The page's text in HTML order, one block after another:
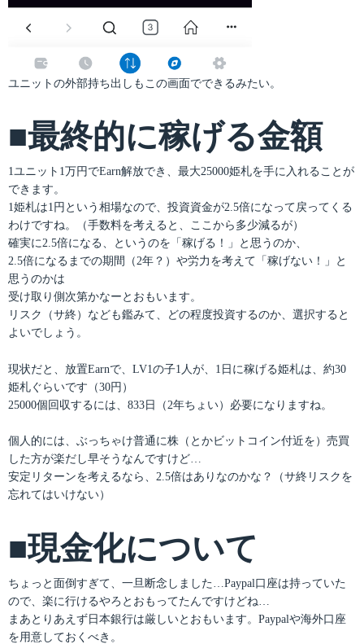
ユニットの外部持ち出しもこの画面でできるみたい。
■最終的に稼げる金額
1ユニット1万円でEarn解放でき、最大25000姫札を手に入れることが
できます。
1姫札は1円という相場なので、投資資金が2.5倍になって戻ってくる
わけですね。（手数料を考えると、ここから多少減るが）
確実に2.5倍になる、というのを「稼げる！」と思うのか、
2.5倍になるまでの期間（2年？）や労力を考えて「稼げない！」と
思うのかは
受け取り側次第かなーとおもいます。
リスク（サ終）なども鑑みて、どの程度投資するのか、選択すると
よいでしょう。
現状だと、放置Earnで、LV1の子1人が、1日に稼げる姫札は、約30
姫札ぐらいです（30円）
25000個回収するには、833日（2年ちょい）必要になりますね。
個人的には、ぶっちゃけ普通に株（とかビットコイン付近を）売買
した方が楽だし早そうなんですけど…
安定リターンを考えるなら、2.5倍はありなのかな？（サ終リスクを
忘れてはいけない）
■現金化について
ちょっと面倒すぎて、一旦断念しました…Paypal口座は持っていた
ので、楽に行けるやろとおもってたんですけどね…
まあとりあえず日本銀行は厳しいとおもいます。Paypalや海外口座
を用意しておくべき。